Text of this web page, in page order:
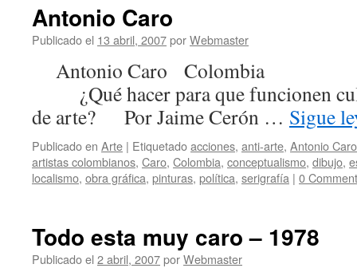
Antonio Caro
Publicado el 13 abril, 2007porWebmaster
Antonio Caro Colombia
¿Qué hacer para que funcionen
de arte? Por Jaime Cerón … Sigue
Publicado en Arte | Etiquetadoacciones, anti-arte, Antonio Caro
artistas colombianos, Caro, Colombia, conceptualismo, dibujo,
localismo, obra gráfica, pinturas, política, serigrafía | 0
Todo esta muy caro – 1978
Publicado el 2 abril, 2007porWebmaster